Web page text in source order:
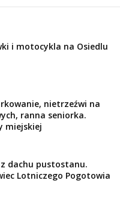
i motocykla na Osiedlu
nietrzeźwi na
ranna seniorka.
miejskiej
dachu pustostanu.
Lotniczego Pogotowia